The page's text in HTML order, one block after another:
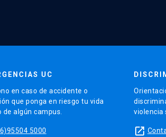
UC
en caso de accidente o
que ponga en riesgo tu vida
de algún campus.
5000
violencia
launch